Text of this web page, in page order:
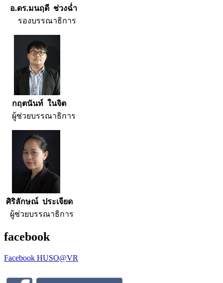
อ.ดร.มนฤดี ช่วงฉ่ำ
รองบรรณาธิการ
กฤตนันท์ ในจิต
ผู้ช่วยบรรณาธิการ
ศิริลักษณ์ ประเจียด
ผู้ช่วยบรรณาธิการ
facebook
Facebook HUSO@VR